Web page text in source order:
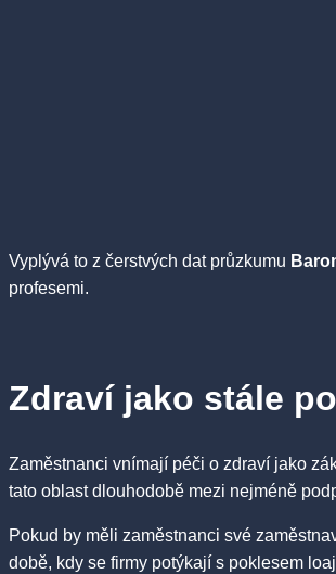
Vyplývá to z čerstvých dat průzkumu
profesemi.
Zdraví jako stále
Zaměstnanci vnímají péči o zdraví jako
tato oblast dlouhodobě mezi nejméně
Pokud by měli zaměstnanci své
době, kdy se firmy potýkají s poklesem